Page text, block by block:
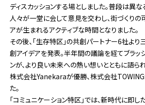
ディスカッションする場としました。普段は異
人々が一堂に会して意見を交わし、街づくり
アが生まれるアクティブな時間となりました。
その後、「生存特区」の共創パートナー6社よ
創アイデアを発表。半年間の議論を経てブラッ
ンが、より良い未来への熱い想いとともに語ら
株式会社Yanekaraが優勝、株式会社
た。
「コミュニケーション特区」では、新時代に即